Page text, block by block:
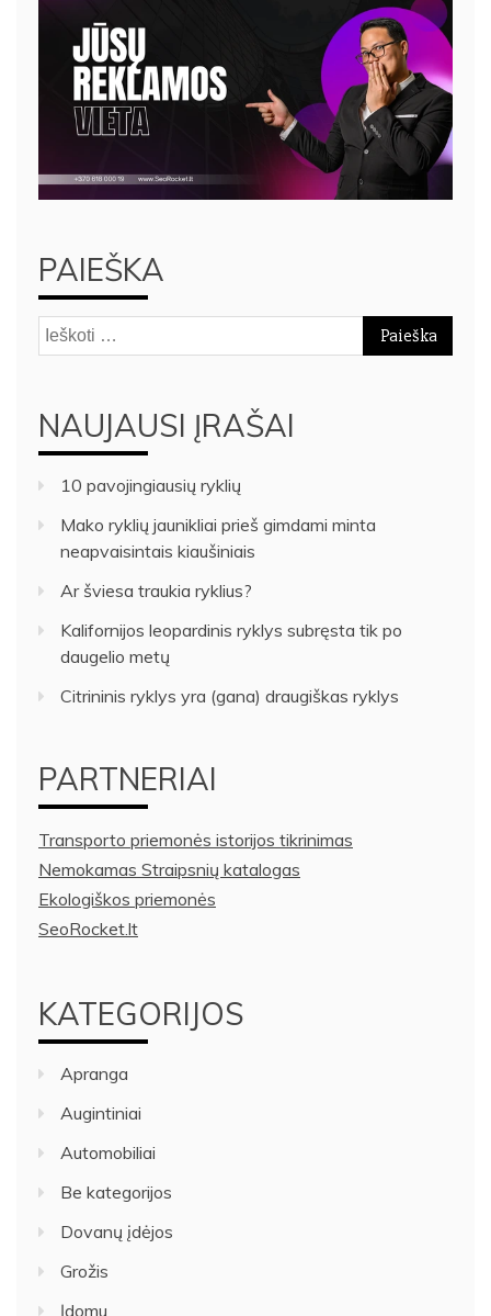
PAIEŠKA
Ieškoti:
NAUJAUSI ĮRAŠAI
10 pavojingiausių ryklių
Mako ryklių jaunikliai prieš gimdami minta
neapvaisintais kiaušiniais
Ar šviesa traukia ryklius?
Kalifornijos leopardinis ryklys subręsta tik po
daugelio metų
Citrininis ryklys yra (gana) draugiškas ryklys
PARTNERIAI
Transporto priemonės istorijos tikrinimas
Nemokamas Straipsnių katalogas
Ekologiškos priemonės
SeoRocket.lt
KATEGORIJOS
Apranga
Augintiniai
Automobiliai
Be kategorijos
Dovanų įdėjos
Grožis
Įdomu